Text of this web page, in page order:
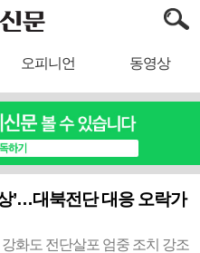
오피니언 동영상
’…대북전단 대응 오락가
화도 전단살포 엄중 조치 강조